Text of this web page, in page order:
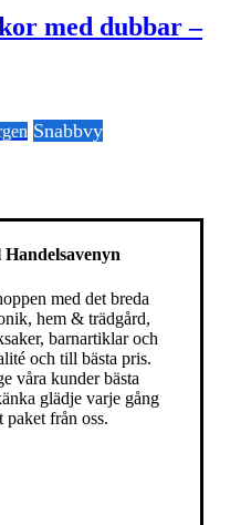
med dubbar –
Snabbvy
med det breda
hem & trädgård,
barnartiklar och
och till bästa pris.
våra kunder bästa
glädje varje gång
paket från oss.